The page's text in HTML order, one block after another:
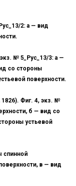
2: а — вид
№ 5_Рус_13/3: а —
со стороны
поверхности.
1826). Фиг. 4, экз. №
б — вид со
устьевой
спинной
в — вид